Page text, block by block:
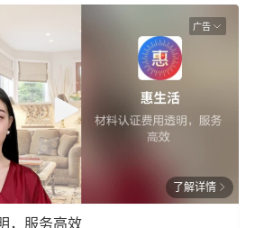
广告
了解详情
，服务高效